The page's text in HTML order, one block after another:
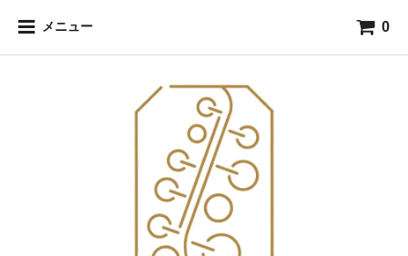
メニュー 0